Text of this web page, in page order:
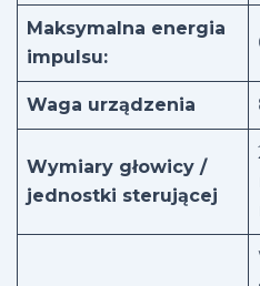
Maksymalna energia
impulsu:
Waga urządzenia
Wymiary głowicy /
jednostki sterującej